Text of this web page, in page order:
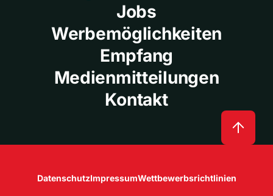
Jobs
Werbemöglichkeiten
Empfang
Medienmitteilungen
Kontakt
DatenschutzImpressumWettbewerbsrichtlinien